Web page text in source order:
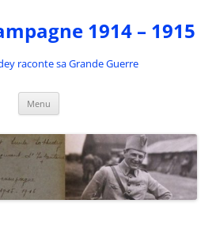
1914 – 1915
raconte sa Grande Guerre
Menu